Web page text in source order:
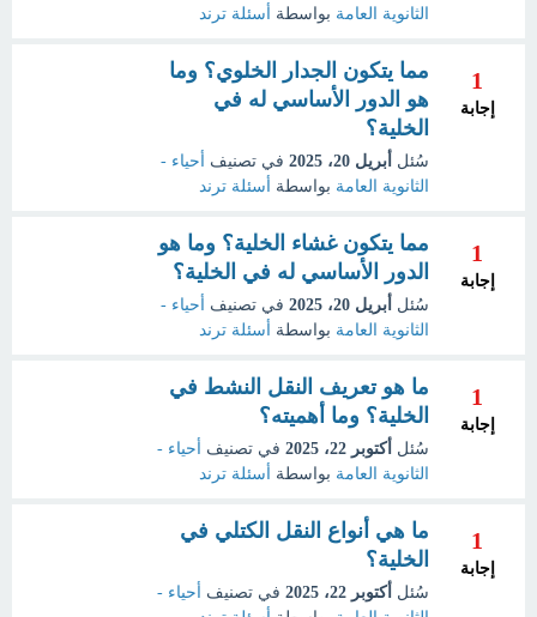
الثانوية العامة بواسطة أسئلة ترند
1
إجابة
مما يتكون الجدار الخلوي؟ وما
هو الدور الأساسي له في
الخلية؟
سُئل أبريل 20، 2025 في تصنيف
أحياء -
الثانوية العامة بواسطة أسئلة ترند
1
إجابة
مما يتكون غشاء الخلية؟ وما هو
الدور الأساسي له في الخلية؟
سُئل أبريل 20، 2025 في تصنيف
أحياء -
الثانوية العامة بواسطة أسئلة ترند
1
إجابة
ما هو تعريف النقل النشط في
الخلية؟ وما أهميته؟
سُئل أكتوبر 22، 2025 في تصنيف
أحياء -
الثانوية العامة بواسطة أسئلة ترند
1
إجابة
ما هي أنواع النقل الكتلي في
الخلية؟
سُئل أكتوبر 22، 2025 في تصنيف
أحياء -